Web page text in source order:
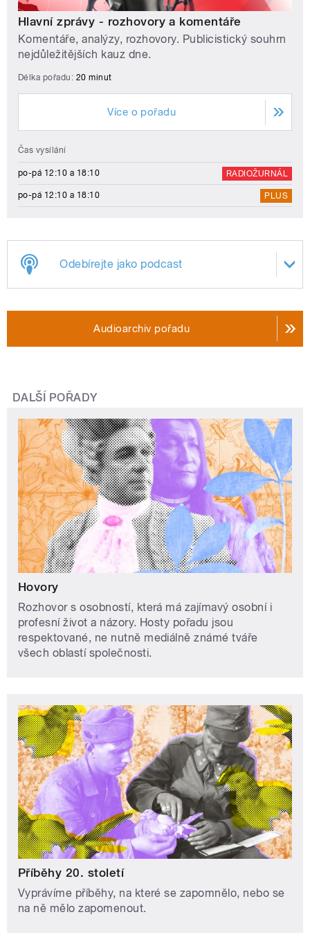
Hlavní zprávy - rozhovory a komentáře
Komentáře, analýzy, rozhovory. Publicistický souhrn
nejdůležitějších kauz dne.
Délka pořadu: 20 minut
Více o pořadu
Čas vysílání
po-pá 12:10 a 18:10 RADIOŽURNÁL
po-pá 12:10 a 18:10 PLUS
Odebírejte jako podcast
Audioarchiv pořadu
DALŠÍ POŘADY
Hovory
Rozhovor s osobností, která má zajímavý osobní i
profesní život a názory. Hosty pořadu jsou
respektované, ne nutně mediálně známé tváře
všech oblastí společnosti.
Příběhy 20. století
Vyprávíme příběhy, na které se zapomnělo, nebo se
na ně mělo zapomenout.